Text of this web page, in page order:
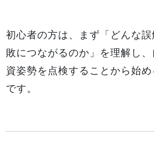
初心者の方は、まず「どんな
敗につながるのか」を理解し
資姿勢を点検することから始
です。